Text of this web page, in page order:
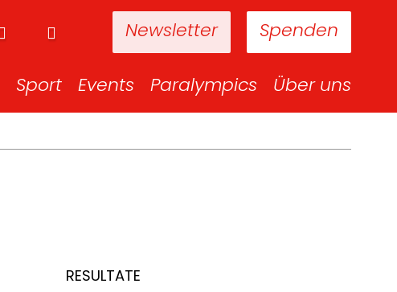
Spenden
Newsletter
Sport Events Paralympics Über uns
RESULTATE